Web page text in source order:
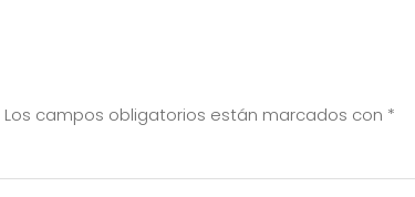
Los campos obligatorios están marcados con *